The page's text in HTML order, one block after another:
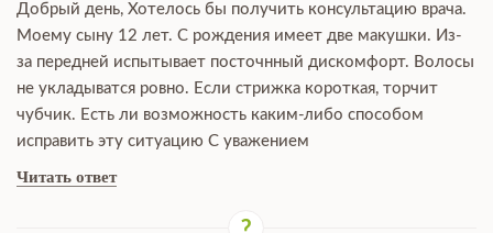
Добрый день, Хотелось бы получить консультацию врача.
Моему сыну 12 лет. С рождения имеет две макушки. Из-
за передней испытывает посточнный дискомфорт. Волосы
не укладыватся ровно. Если стрижка короткая, торчит
чубчик. Есть ли возможность каким-либо способом
исправить эту ситуацию С уважением
Читать ответ